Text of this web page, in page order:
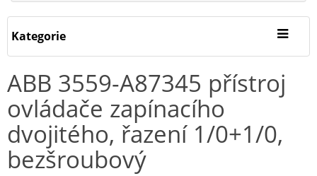
Kategorie
ABB 3559-A87345 přístroj
ovládače zapínacího
dvojitého, řazení 1/0+1/0,
bezšroubový